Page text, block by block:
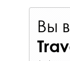
Вы